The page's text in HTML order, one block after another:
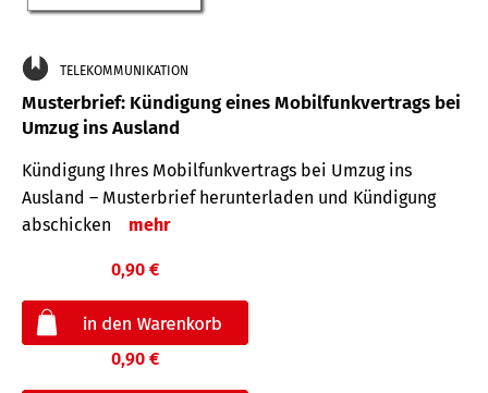
TELEKOMMUNIKATION
Musterbrief: Kündigung eines Mobilfunkvertrags bei
Umzug ins Ausland
Kündigung Ihres Mobilfunkvertrags bei Umzug ins
Ausland – Musterbrief herunterladen und Kündigung
abschicken
mehr
0,90 €
0,90 €